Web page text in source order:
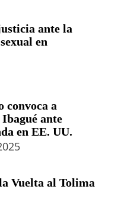
ante la
en
convoca a
ante
en EE. UU.
Vuelta al Tolima